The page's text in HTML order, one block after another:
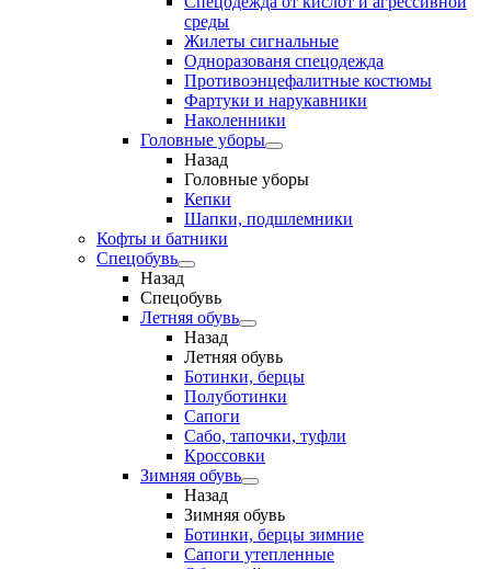
среды
Жилеты сигнальные
Одноразованя спецодежда
Противоэнцефалитные костюмы
Фартуки и нарукавники
Наколенники
Головные уборы
Назад
Головные уборы
Кепки
Шапки, подшлемники
Кофты и батники
Спецобувь
Назад
Спецобувь
Летняя обувь
Назад
Летняя обувь
Ботинки, берцы
Полуботинки
Сапоги
Сабо, тапочки, туфли
Кроссовки
Зимняя обувь
Назад
Зимняя обувь
Ботинки, берцы зимние
Сапоги утепленные